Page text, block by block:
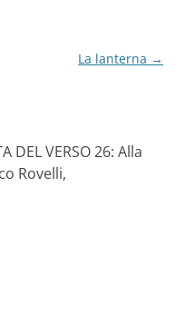
La lanterna →
DEL VERSO 26: Alla
Rovelli,